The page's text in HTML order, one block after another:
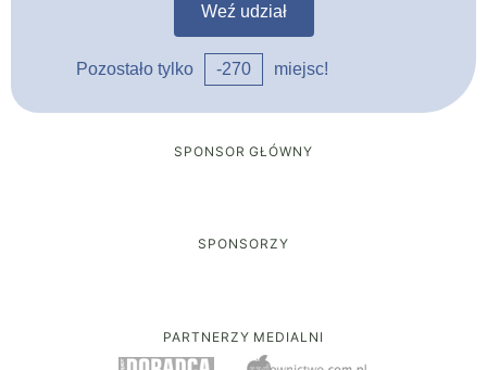
Weź udział
Pozostało tylko -270 miejsc!
SPONSOR GŁÓWNY
SPONSORZY
PARTNERZY MEDIALNI